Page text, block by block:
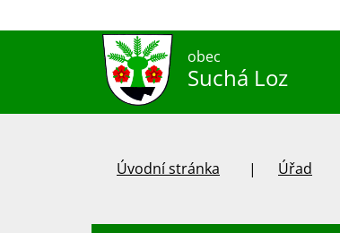
obec
Suchá Loz
Úvodní stránka Úřad